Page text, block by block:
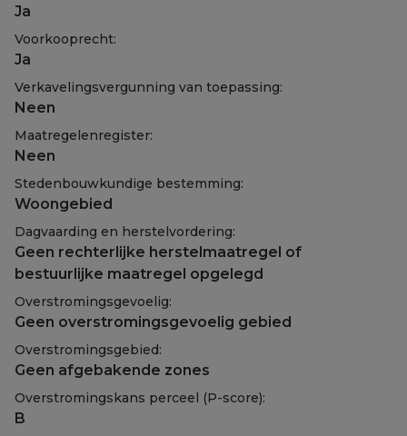
Ja
Voorkooprecht:
Ja
Verkavelingsvergunning van toepassing:
Neen
Maatregelenregister:
Neen
Stedenbouwkundige bestemming:
Woongebied
Dagvaarding en herstelvordering:
Geen rechterlijke herstelmaatregel of
bestuurlijke maatregel opgelegd
Overstromingsgevoelig:
Geen overstromingsgevoelig gebied
Overstromingsgebied:
Geen afgebakende zones
Overstromingskans perceel (P-score):
B